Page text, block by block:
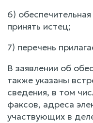
6)
принять истец;
7) перечень
В заявлении об
также указаны
сведения, в том
факсов, адреса
участвующих в